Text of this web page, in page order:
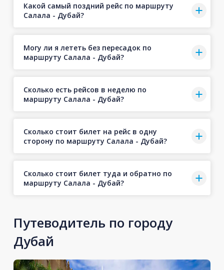
Какой самый поздний рейс по маршруту
Салала - Дубай?
Могу ли я лететь без пересадок по
маршруту Салала - Дубай?
Сколько есть рейсов в неделю по
маршруту Салала - Дубай?
Сколько стоит билет на рейс в одну
сторону по маршруту Салала - Дубай?
Сколько стоит билет туда и обратно по
маршруту Салала - Дубай?
Путеводитель по городу
Дубай